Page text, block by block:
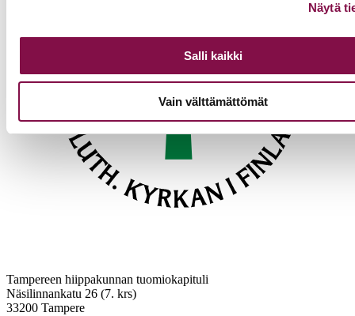
Näytä
Salli kaikki
Vain välttämättömät
Tampereen hiippakunnan tuomiokapituli
Näsilinnankatu 26 (7. krs)
33200 Tampere